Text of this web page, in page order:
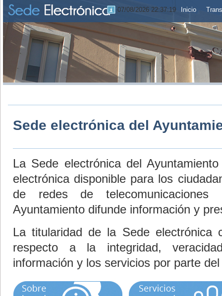
07/08/2026 22:37:20 Inicio
Sede electrónica del
La Sede electrónica del
electrónica disponible para los
de redes de
Ayuntamiento difunde información y
La titularidad de la Sede electrónica
respecto a la integridad,
información y los servicios por parte